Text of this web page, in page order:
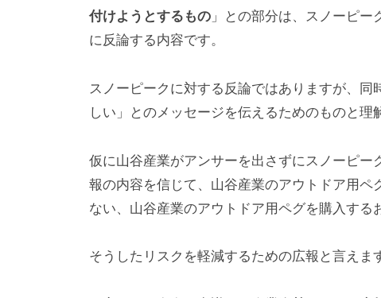
付けようとするもの 」との部分は、スノーピ
に反論する内容です。
スノーピークに対する反論ではありますが、
しい」とのメッセージを伝えるためのものと理
仮に山谷産業がアンサーを出さずにスノーピ
報の内容を信じて、山谷産業のアウトドア用
ない、山谷産業のアウトドア用ペグを購入する
そうしたリスクを軽減するための広報と言えま